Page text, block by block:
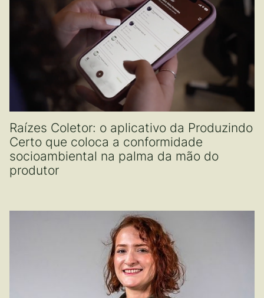
Raízes Coletor: o aplicativo da Produzindo
Certo que coloca a conformidade
socioambiental na palma da mão do
produtor